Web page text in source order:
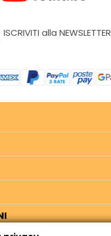
ISCRIVITI alla NEWSLETTER